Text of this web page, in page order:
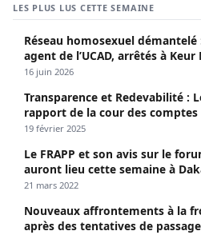
LES PLUS LUS CETTE SEMAINE
Réseau homosexuel
agent de l’UCAD, arrêtés à
propagé le VIH depuis 2018
16 juin 2026
Transparence et Redevabilité :
rapport de la cour des comptes
19 février 2025
Le FRAPP et son avis sur le
auront lieu cette semaine à
21 mars 2022
Nouveaux affrontements à la
après des tentatives de passage